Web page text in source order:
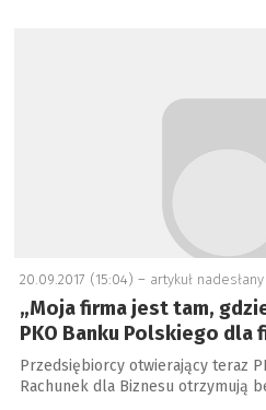
20.09.2017 (15:04) – artykuł nadesłany
„Moja firma jest tam,
PKO Banku Polskiego dla
Przedsiębiorcy otwierający teraz
Rachunek dla Biznesu otrzymują